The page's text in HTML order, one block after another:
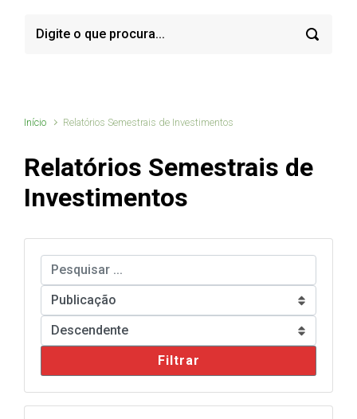
Início Relatórios Semestrais de Investimentos
Relatórios Semestrais de
Investimentos
Filtrar